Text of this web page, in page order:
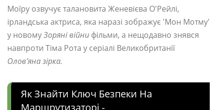
Моїру озвучує талановита Женевієва О'Рейлі,
ірландська актриса, яка наразі зображує 'Мон Мотму'
у новомуЗоряні війни фільми, а нещодавно знявся
навпроти Тіма Рота у серіалі Великобританії
Олов'яна зірка.
Як Знайти Ключ Безпеки На